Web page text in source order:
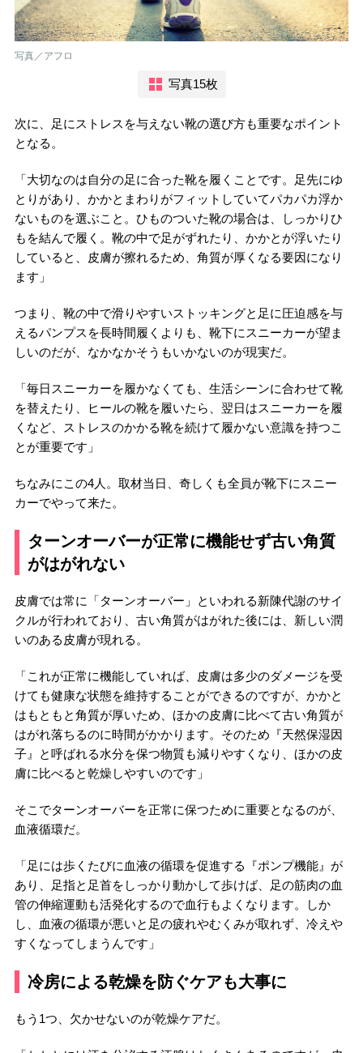
写真／アフロ
写真15枚
次に、足にストレスを与えない靴の選び方も重要なポイント
となる。
「大切なのは自分の足に合った靴を履くことです。足先にゆ
とりがあり、かかとまわりがフィットしていてパカパカ浮か
ないものを選ぶこと。ひものついた靴の場合は、しっかりひ
もを結んで履く。靴の中で足がずれたり、かかとが浮いたり
していると、皮膚が擦れるため、角質が厚くなる要因になり
ます」
つまり、靴の中で滑りやすいストッキングと足に圧迫感を与
えるパンプスを長時間履くよりも、靴下にスニーカーが望ま
しいのだが、なかなかそうもいかないのが現実だ。
「毎日スニーカーを履かなくても、生活シーンに合わせて靴
を替えたり、ヒールの靴を履いたら、翌日はスニーカーを履
くなど、ストレスのかかる靴を続けて履かない意識を持つこ
とが重要です」
ちなみにこの4人。取材当日、奇しくも全員が靴下にスニー
カーでやって来た。
ターンオーバーが正常に機能せず古い角質
がはがれない
皮膚では常に「ターンオーバー」といわれる新陳代謝のサイ
クルが行われており、古い角質がはがれた後には、新しい潤
いのある皮膚が現れる。
「これが正常に機能していれば、皮膚は多少のダメージを受
けても健康な状態を維持することができるのですが、かかと
はもともと角質が厚いため、ほかの皮膚に比べて古い角質が
はがれ落ちるのに時間がかかります。そのため『天然保湿因
子』と呼ばれる水分を保つ物質も減りやすくなり、ほかの皮
膚に比べると乾燥しやすいのです」
そこでターンオーバーを正常に保つために重要となるのが、
血液循環だ。
「足には歩くたびに血液の循環を促進する『ポンプ機能』が
あり、足指と足首をしっかり動かして歩けば、足の筋肉の血
管の伸縮運動も活発化するので血行もよくなります。しか
し、血液の循環が悪いと足の疲れやむくみが取れず、冷えや
すくなってしまうんです」
冷房による乾燥を防ぐケアも大事に
もう1つ、欠かせないのが乾燥ケアだ。